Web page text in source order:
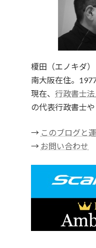
榎田（エノキダ）
南大阪在住。1977
現在、行政書士
の代表行政書士や
→ このブログと
→ お問い合わせ